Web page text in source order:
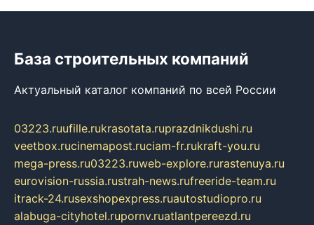
База строительных компаний
Актуальный каталог компаний по всей России
03223.ruufille.rukrasotata.ruprazdnikdushi.ru
veetbox.rucinemapost.ruciam-fr.rukraft-you.ru
mega-press.ru03223.ruweb-explore.rurastenuya.ru
eurovision-russia.rustrah-news.rufreeride-team.ru
itrack-24.rusexshopexpress.ruautostudiopro.ru
alabuga-cityhotel.rupornv.ruatlantpereezd.ru